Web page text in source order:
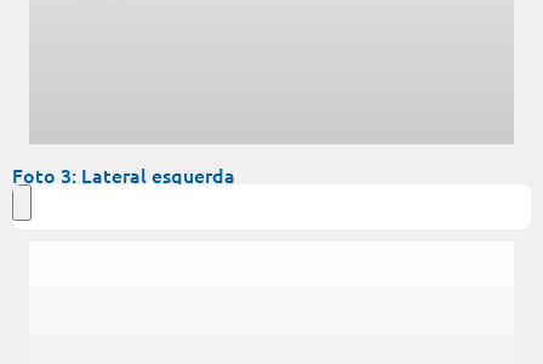
Foto 3: Lateral esquerda